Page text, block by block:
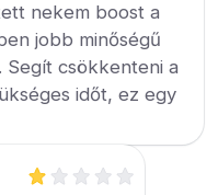
nekem boost a
jobb minőségű
Segít csökkenteni a
időt, ez egy